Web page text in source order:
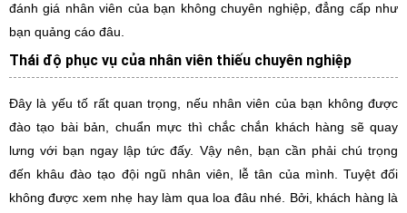
đánh giá nhân viên của bạn không chuyên nghiệp, đẳng cấp như
bạn quảng cáo đâu.
Thái độ phục vụ của nhân viên thiếu chuyên nghiệp
Đây là yếu tố rất quan trọng, nếu nhân viên của bạn không được
đào tạo bài bản, chuẩn mực thì chắc chắn khách hàng sẽ quay
lưng với bạn ngay lập tức đấy. Vậy nên, bạn cần phải chú trọng
đến khâu đào tạo đội ngũ nhân viên, lễ tân của mình. Tuyệt đối
không được xem nhẹ hay làm qua loa đâu nhé. Bởi, khách hàng là